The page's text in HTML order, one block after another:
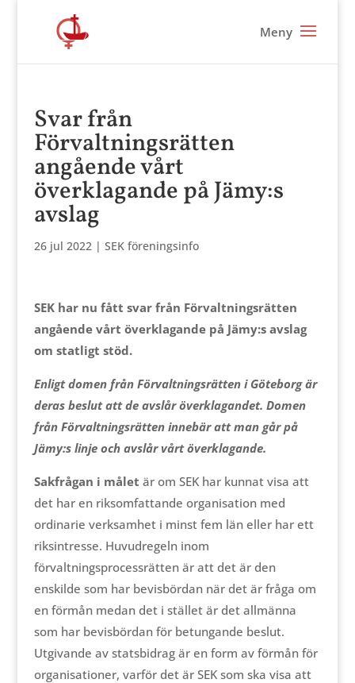
Svar från
Förvaltningsrätten
angående vårt
överklagande på Jämy:s
avslag
26 jul 2022| SEK föreningsinfo
SEK har nu fått svar från Förvaltningsrätten
angående vårt överklagande på Jämy:s avslag
om statligt stöd.
Enligt domen från Förvaltningsrätten i Göteborg är
deras beslut att de avslår överklagandet. Domen
från Förvaltningsrätten innebär att man går på
Jämy:s linje och avslår vårt överklagande.
Sakfrågan i målet är om SEK har kunnat visa att
det har en riksomfattande organisation med
ordinarie verksamhet i minst fem län eller har ett
riksintresse. Huvudregeln inom
förvaltningsprocessrätten är att det är den
enskilde som har bevisbördan när det är fråga om
en förmån medan det i stället är det allmänna
som har bevisbördan för betungande beslut.
Utgivande av statsbidrag är en form av förmån för
organisationer, varför det är SEK som ska visa att